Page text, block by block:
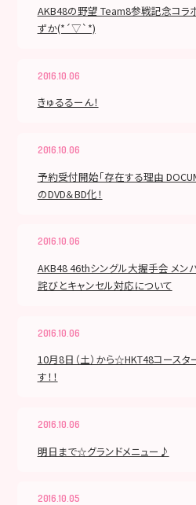
AKB48の野望 Team8参戦記念コラ
ずか(*´▽`*)
2016.10.06
きゅるるーん！
2016.10.06
予約受付開始「存在する理由
のDVD＆BD化！
2016.10.06
AKB48 46thシングル大握手会 メン
詫びとキャンセル対応について
2016.10.06
10月8日（土）から☆HKT48コース
す！！
2016.10.06
明日まで☆グランドメニュー♪
2016.10.05